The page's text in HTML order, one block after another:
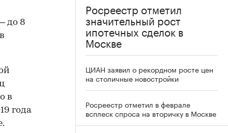
до 8
в
года
Росреестр отметил
значительный рост
ипотечных сделок в
Москве
ЦИАН заявил о рекордном росте цен
на столичные новостройки
Росреестр отметил в феврале
всплеск спроса на вторичку в Москве